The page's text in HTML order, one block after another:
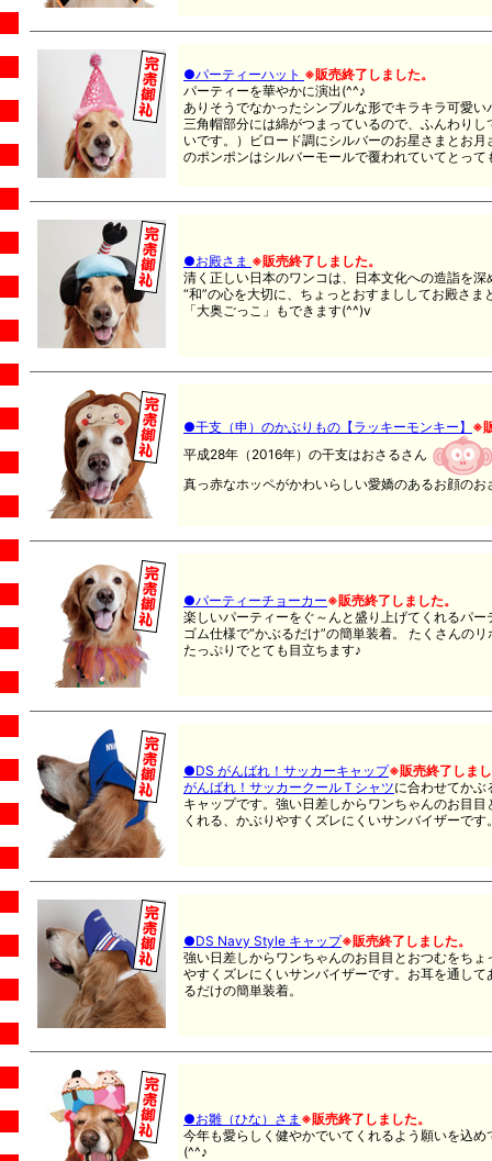
●パーティーハット ※販売終了しました。
パーティーを華やかに演出(^^♪
ありそうでなかったシンプルな形でキラキラ可愛
三角帽部分には綿がつまっているので、ふんわり
いです。）ビロード調にシルバーのお星さまとお
のポンポンはシルバーモールで覆われていてとって
●お殿さま ※販売終了しました。
清く正しい日本のワンコは、日本文化への造詣を
“和”の心を大切に、ちょっとおすまししてお殿さ
「大奥ごっこ」もできます(^^)v
●干支（申）のかぶりもの【ラッキーモンキー】 ※
平成28年（2016年）の干支はおさるさん
真っ赤なホッペがかわいらしい愛嬌のあるお顔のお
●パーティーチョーカー※販売終了しました。
楽しいパーティーをぐ～んと盛り上げてくれるパ
ゴム仕様で“かぶるだけ”の簡単装着。 たくさんの
たっぷりでとても目立ちます♪
●DS がんばれ！サッカーキャップ※販売終了しま
がんばれ！サッカークールＴシャツに合わせてかぶ
キャップです。強い日差しからワンちゃんのお目
くれる、かぶりやすくズレにくいサンバイザーです
●DS Navy Style キャップ※販売終了しました。
強い日差しからワンちゃんのお目目とおつむをち
やすくズレにくいサンバイザーです。お耳を通し
るだけの簡単装着。
●お雛（ひな）さま ※販売終了しました。
今年も愛らしく健やかでいてくれるよう願いを込
(^^♪